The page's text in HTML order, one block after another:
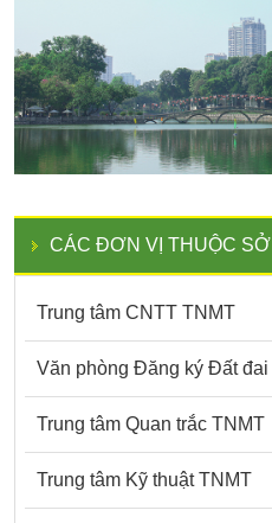
CÁC ĐƠN VỊ THUỘC SỞ
Trung tâm CNTT TNMT
Văn phòng Đăng ký Đất đai
Trung tâm Quan trắc TNMT
Trung tâm Kỹ thuật TNMT